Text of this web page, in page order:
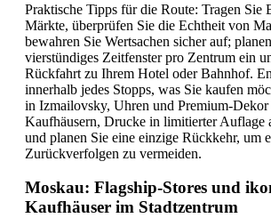
Praktische Tipps für die Route: Tragen Sie
Märkte, überprüfen Sie die Echtheit von
bewahren Sie Wertsachen sicher auf;
vierstündiges Zeitfenster pro Zentrum ein
Rückfahrt zu Ihrem Hotel oder Bahnhof.
innerhalb jedes Stopps, was Sie kaufen
in Izmailovsky, Uhren und Premium-Dekor
Kaufhäusern, Drucke in limitierter Auflage
und planen Sie eine einzige Rückkehr, um
Zurückverfolgen zu vermeiden.
Moskau: Flagship-Stores und
Kaufhäuser im Stadtzentrum